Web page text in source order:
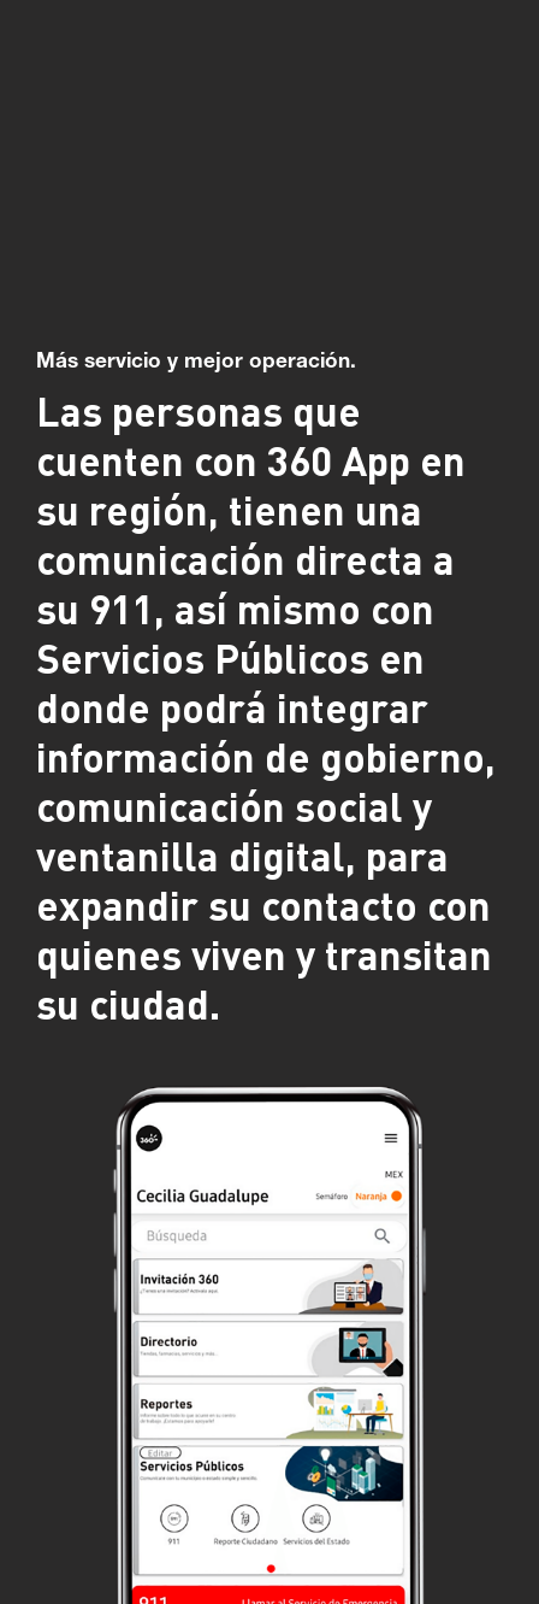
Más servicio y mejor operación.
Las personas que
cuenten con 360 App en
su región, tienen una
comunicación directa a
su 911, así mismo con
Servicios Públicos en
donde podrá integrar
información de gobierno,
comunicación social y
ventanilla digital, para
expandir su contacto con
quienes viven y transitan
su ciudad.